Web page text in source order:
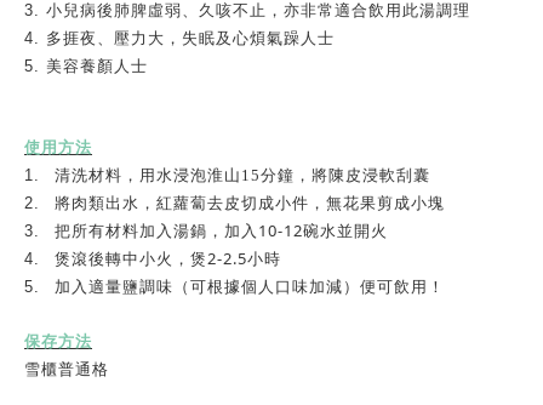
3. 小兒病後肺脾虛弱、久咳不止，亦非常適合飲用此湯調理
4. 多捱夜、壓力大，失眠及心煩氣躁人士
5. 美容養顏人士
使用方法
1.
清洗材料，用水浸泡淮山 15分鐘，將陳皮浸軟刮囊
2.
將肉類出水，紅蘿蔔去皮切成小件，無花果剪成小塊
3.
把所有材料加入湯鍋，加入 10-12碗水並開火
4.
煲滾後轉中小火，煲2-2.5小時
5.
加入適量鹽調味（可根據個人口味加減）便可飲用！
保存方法
雪櫃普通格